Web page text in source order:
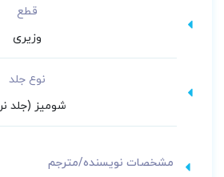
قطع
وزیری
نوع جلد
شومیز (جلد
مشخصات نویسنده/مترجم